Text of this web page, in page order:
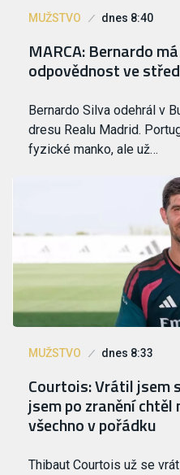
MUŽSTVO dnes 8:40
MARCA: Bernardo
odpovědnost ve
Bernardo Silva odehrál v
dresu Realu Madrid.
fyzické manko, ale už…
MUŽSTVO dnes 8:33
Courtois: Vrátil jsem
jsem po zranění
všechno v pořádku
Thibaut Courtois už se